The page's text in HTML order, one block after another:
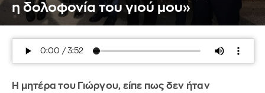
η δολοφονία του γιού μου»
Η μητέρα του Γιώργου, είπε πως δεν ήταν